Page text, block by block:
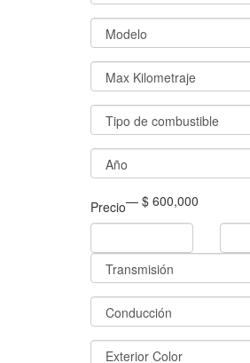
Precio— $ 600,000